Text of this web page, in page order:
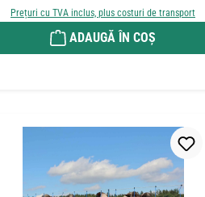
Prețuri cu TVA inclus, plus costuri de transport
ADAUGĂ ÎN COȘ